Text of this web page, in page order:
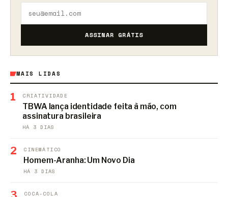
ASSINAR GRÁTIS
MAIS LIDAS
1 CRIATIVIDADE
TBWA lança identidade feita à mão, com
assinatura brasileira
HÁ 3 DIAS
2 CINEMÁTICO
Homem-Aranha: Um Novo Dia
HÁ 3 DIAS
COCA-COLA